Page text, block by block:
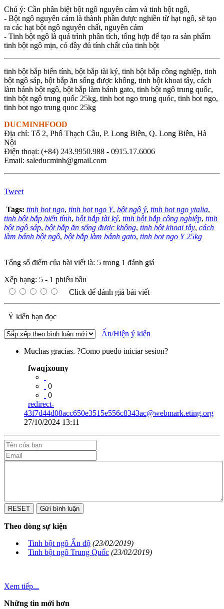
Chú ý: Cần phân biệt bột ngô nguyên cám và tinh bột ngô,
- Bột ngô nguyên cám là thành phần được nghiền từ hạt ngô, sẽ tạo
ra các hạt bột ngô nguyên chất, nguyên cám
- Tinh bột ngô là quá trình phân tích, tổng hợp để tạo ra sản phẩm
tinh bột ngô mịn, có đầy đủ tính chất của tinh bột
tinh bột bắp biến tính, bột bắp tài ký, tinh bột bắp công nghiệp, tinh
bột ngô sáp, bột bắp ăn sống được không, tinh bột khoai tây, cách
làm bánh bột ngô, bột bắp làm bánh gato, tinh bột ngô trung quốc,
tinh bột ngô trung quốc 25kg, tinh bot ngo trung quóc, tinh bot ngo,
tinh bot ngo trung quoc 25kg
DUCMINHFOOD
Địa chỉ: Tổ 2, Phố Thạch Cầu, P. Long Biên, Q. Long Biên, Hà
Nội
Điện thoại: (+84) 243.9950.988 - 0915.17.6006
Email: saleducminh@gmail.com
Tweet
Tags: tinh bot ngo, tinh bot ngo Y, bột ngô ý, tinh bot ngo ytalia,
tinh bột bắp biến tính, bột bắp tài ký, tinh bột bắp công nghiệp, tinh
bột ngô sáp, bột bắp ăn sống được không, tinh bột khoai tây, cách
làm bánh bột ngô, bột bắp làm bánh gato, tinh bot ngo Y 25kg
Tổng số điểm của bài viết là: 5 trong 1 đánh giá
Xếp hạng: 5 - 1 phiếu bầu
Click để đánh giá bài viết
Ý kiến bạn đọc
Ẩn/Hiện ý kiến
Muchas gracias. ?Como puedo iniciar sesion?
fwaqjxouny
0
0
redirect-
43f7d44d08acc650e3515e556c8343ac@webmark.eting.org
27/10/2024 13:11
Theo dòng sự kiện
Tinh bột ngô Ấn độ (23/02/2019)
Tinh bột ngô Trung Quốc (23/02/2019)
Xem tiếp...
Những tin mới hơn